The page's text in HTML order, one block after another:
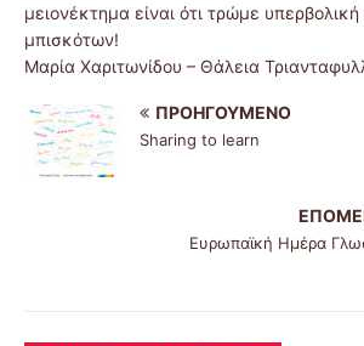
μειονέκτημα είναι ότι τρώμε
μπισκότων!
Μαρία Χαριτωνίδου – Θάλεια
ΠΡΟΗΓΟΎΜΕΝΟ
Sharing to learn
Ευρωπαϊκή Ημέρα